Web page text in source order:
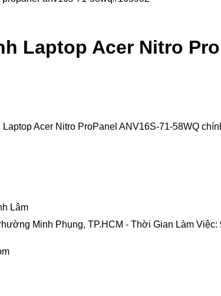
Laptop Acer Nitro
Acer Nitro ProPanel ANV16S-71-58WQ
Lâm
Minh Phụng, TP.HCM - Thời Gian Làm Việc: